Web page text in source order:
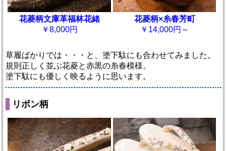
花菱柄文庫革福林花緒
￥8,000円
花菱柄×糸春芳町
￥14,000円～
草履ばかりでは・・・と、塗下駄にも合わせてみました。
規則正しく並ぶ花菱と赤黒の糸春模様。
塗下駄にも優しく映るように思います。
リボン柄